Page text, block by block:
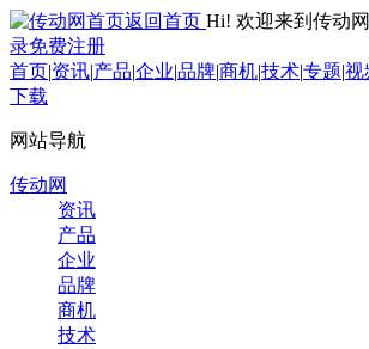
返回首页 Hi! 欢迎来到传动网
录免费注册
首页|资讯|产品|企业|品牌|商机|技术|专题|视
下载
网站导航
传动网
资讯
产品
企业
品牌
商机
技术